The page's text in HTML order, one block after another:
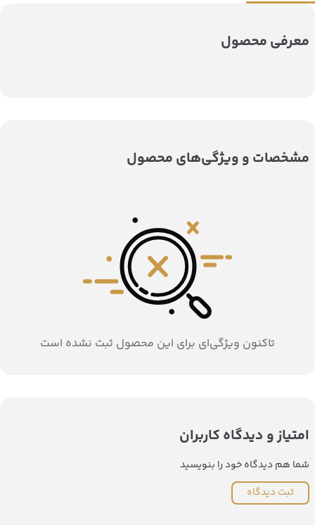
معرفی محصول
مشخصات و ویژگی‌های محصول
تاکنون ویژگی‌ای برای این محصول ثبت نشده است
امتیاز و دیدگاه کاربران
شما هم دیدگاه خود را بنویسید
ثبت دیدگاه